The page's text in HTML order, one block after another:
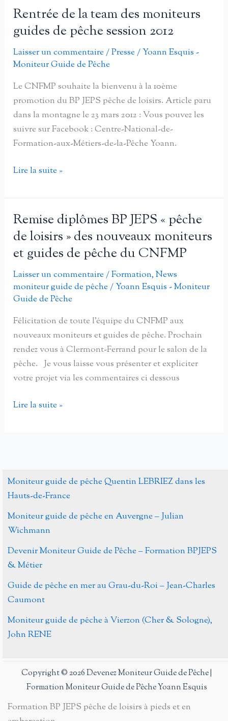
Carrefour
National
Pêche
et
Loisirs
Rentrée de la team des moniteurs
guides de pêche session 2012
Laisser un commentaire/Presse/Yoann Esquis -
Moniteur Guide de Pêche
Le CNFMP souhaite la bienvenu à la 10ème
promotion du BP JEPS pêche de loisirs. Article paru
dans la montagne le 23 mars 2012 : Vous pouvez les
suivre sur Facebook : Centre-National-de-
Formation-aux-Métiers-de-la-Pêche Yoann.
Rentrée
la
team
des
moniteurs
guides
de
pêche
session
Lire la suite »
Remise diplômes BP JEPS « pêche
de loisirs » des nouveaux moniteurs
et guides de pêche du CNFMP
Laisser un commentaire/Formation,News
moniteur guide de pêche/Yoann Esquis - Moniteur
Guide de Pêche
Félicitation de toute l’équipe du CNFMP aux
nouveaux moniteurs et guides de pêche. Prochain
rendez vous à Clermont-Ferrand pour le salon de la
pêche. Je vous laisse vous présenter et expliciter
votre projet via les commentaires ci dessous
Remise
de
loisirs »
nouveaux
moniteurs
et
guides
pêche
du
CNFMP
Lire la suite »
Moniteur guide de pêche Quentin LEBRIEZ dans les
Hauts-de-France
Moniteur guide de pêche en Auvergne – Julian
Wichmann
Devenir Moniteur Guide de Pêche – Formation BPJEPS
& Métier
Guide de pêche en mer au Grau-du-Roi – Jean-Charles
Caumont
Moniteur guide de pêche à Vierzon (Cher & Sologne),
John RENE
Copyright © 2026 Devenez Moniteur Guide de Pêche |
Formation Moniteur Guide de Pêche Yoann Esquis
Formation BP JEPS pêche de loisirs à pieds et en